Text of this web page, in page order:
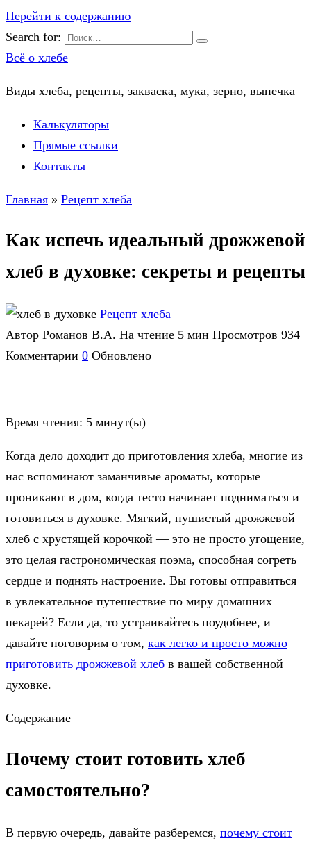
Перейти к содержанию
Search for:
Всё о хлебе
Виды хлеба, рецепты, закваска, мука, зерно, выпечка
Калькуляторы
Прямые ссылки
Контакты
Главная » Рецепт хлеба
Как испечь идеальный дрожжевой
хлеб в духовке: секреты и рецепты
Рецепт хлеба
Автор Романов В.А. На чтение 5 мин Просмотров 934
Комментарии 0 Обновлено
Время чтения: 5 минут(ы)
Когда дело доходит до приготовления хлеба, многие из
нас вспоминают заманчивые ароматы, которые
проникают в дом, когда тесто начинает подниматься и
готовиться в духовке. Мягкий, пушистый дрожжевой
хлеб с хрустящей корочкой — это не просто угощение,
это целая гастрономическая поэма, способная согреть
сердце и поднять настроение. Вы готовы отправиться
в увлекательное путешествие по миру домашних
пекарей? Если да, то устраивайтесь поудобнее, и
давайте поговорим о том, как легко и просто можно
приготовить дрожжевой хлеб в вашей собственной
духовке.
Содержание
Почему стоит готовить хлеб
самостоятельно?
В первую очередь, давайте разберемся, почему стоит